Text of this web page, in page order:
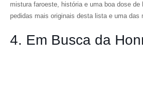
mistura faroeste, história e uma boa dose de
pedidas mais originais desta lista e uma das
4. Em Busca da